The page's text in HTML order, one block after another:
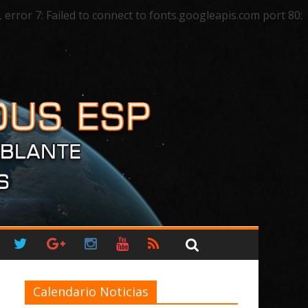
7: Failed to connect to fonts.googleapis.com port 80:
Calendario Noticias